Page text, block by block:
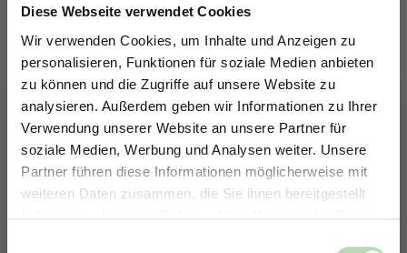
Diese Webseite verwendet Cookies
Wir verwenden Cookies, um Inhalte und Anzeigen zu
personalisieren, Funktionen für soziale Medien anbieten
zu können und die Zugriffe auf unsere Website zu
analysieren. Außerdem geben wir Informationen zu Ihrer
Verwendung unserer Website an unsere Partner für
soziale Medien, Werbung und Analysen weiter. Unsere
Partner führen diese Informationen möglicherweise mit
weiteren Daten zusammen, die Sie ihnen bereitgestellt
haben oder die sie im Rahmen Ihrer Nutzung der Dienste
ERHALTE 5% RABATT AUF
DEINE RÜCKWÄNDE